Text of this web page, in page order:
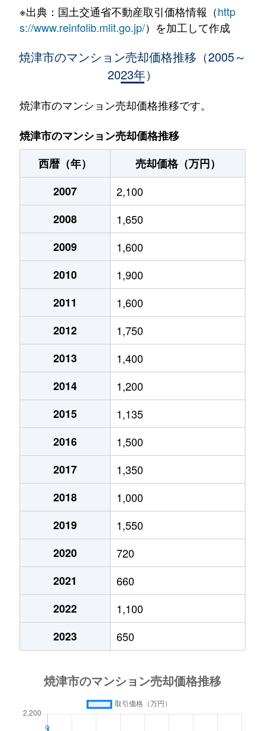
※出典：国土交通省不動産取引価格情報（http
s://www.reinfolib.mlit.go.jp/）を加工して作成
焼津市のマンション売却価格推移（2005～
2023年）
焼津市のマンション売却価格推移です。
焼津市のマンション売却価格推移
西暦（年）
売却価格（万円）
2007
2,100
2008
1,650
2009
1,600
2010
1,900
2011
1,600
2012
1,750
2013
1,400
2014
1,200
2015
1,135
2016
1,500
2017
1,350
2018
1,000
2019
1,550
2020
720
2021
660
2022
1,100
2023
650